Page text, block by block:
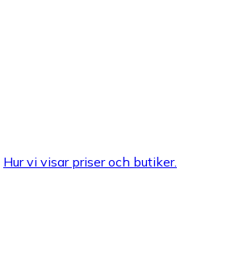
Hur vi visar priser och butiker.